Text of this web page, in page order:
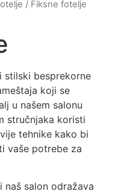
/ Fiksne fotelje
stilski besprekorne
koji se
u našem salonu
stručnjaka koristi
tehnike kako bi
vaše potrebe za
naš salon odražava